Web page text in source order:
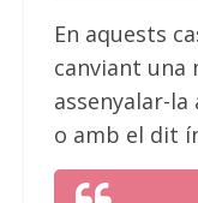
En aquests
canviant una
assenyalar-
o amb el dit